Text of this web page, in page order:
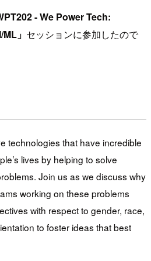
- We Power Tech:
」 セッションに参加したので
technologies that have incredible
lives by helping to solve
Join us as we discuss why
working on these problems
with respect to gender, race,
to foster ideas that best